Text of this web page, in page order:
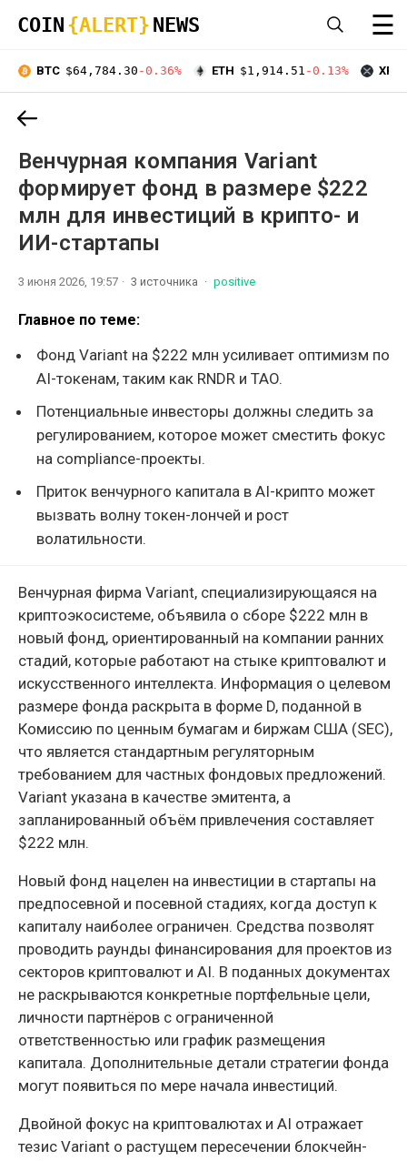
COIN {ALERT} NEWS ☰
BTC $64,784.30 -0.36% ETH $1,914.51 -0.13% XRP
Венчурная компания Variant
формирует фонд в размере $222
млн для инвестиций в крипто- и
ИИ-стартапы
3 июня 2026, 19:57 3 источника positive
Главное по теме:
Фонд Variant на $222 млн усиливает оптимизм по
AI-токенам, таким как RNDR и TAO.
Потенциальные инвесторы должны следить за
регулированием, которое может сместить фокус
на compliance-проекты.
Приток венчурного капитала в AI-крипто может
вызвать волну токен-лончей и рост
волатильности.
Венчурная фирма Variant, специализирующаяся на
криптоэкосистеме, объявила о сборе $222 млн в
новый фонд, ориентированный на компании ранних
стадий, которые работают на стыке криптовалют и
искусственного интеллекта. Информация о целевом
размере фонда раскрыта в форме D, поданной в
Комиссию по ценным бумагам и биржам США (SEC),
что является стандартным регуляторным
требованием для частных фондовых предложений.
Variant указана в качестве эмитента, а
запланированный объём привлечения составляет
$222 млн.
Новый фонд нацелен на инвестиции в стартапы на
предпосевной и посевной стадиях, когда доступ к
капиталу наиболее ограничен. Средства позволят
проводить раунды финансирования для проектов из
секторов криптовалют и AI. В поданных документах
не раскрываются конкретные портфельные цели,
личности партнёров с ограниченной
ответственностью или график размещения
капитала. Дополнительные детали стратегии фонда
могут появиться по мере начала инвестиций.
Двойной фокус на криптовалютах и AI отражает
тезис Variant о растущем пересечении блокчейн-